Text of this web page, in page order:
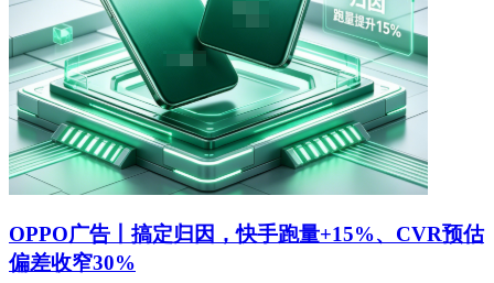
OPPO广告丨搞定归因，快手跑量+15%、CVR预估
偏差收窄30%